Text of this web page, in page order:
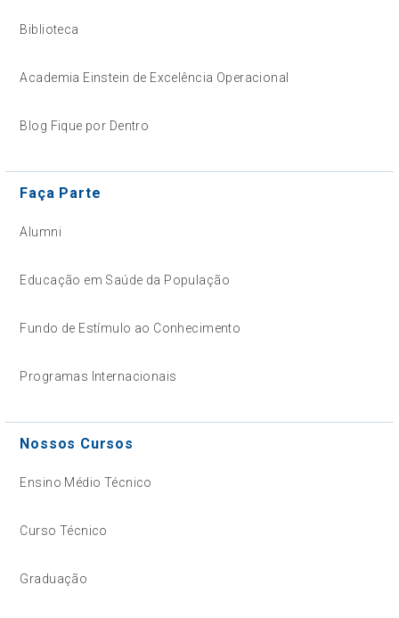
Biblioteca
Academia Einstein de Excelência Operacional
Blog Fique por Dentro
Faça Parte
Alumni
Educação em Saúde da População
Fundo de Estímulo ao Conhecimento
Programas Internacionais
Nossos Cursos
Ensino Médio Técnico
Curso Técnico
Graduação